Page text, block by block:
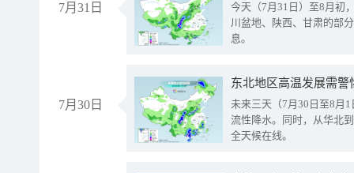
7月31日
今天（7月31日）至8月初
川盆地、陕西、甘肃的部
息。
7月30日
东北地区高温发展需
未来三天（7月30日至8月
流性降水。同时，从华北
全天候在线。